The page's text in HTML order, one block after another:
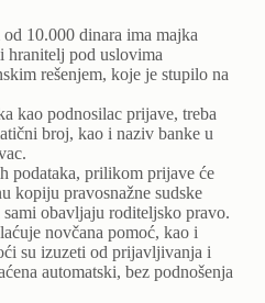
10.000 dinara ima majka
hranitelj pod uslovima
rešenjem, koje je stupilo na
kao podnosilac prijave, treba
broj, kao i naziv banke u
podataka, prilikom prijave će
kopiju pravosnažne sudske
obavljaju roditeljsko pravo.
novčana pomoć, kao i
su izuzeti od prijavljivanja i
automatski, bez podnošenja